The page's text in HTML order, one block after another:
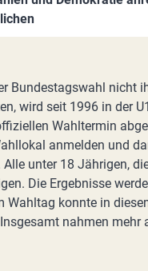
Bundestagswahl nicht
wird seit 1996 in der
Wahltermin
anmelden und
unter 18 Jährigen,
Die Ergebnisse
Wahltag konnte in
nahmen mehr